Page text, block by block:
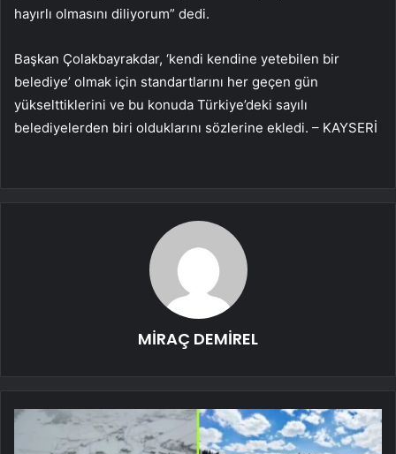
hayırlı olmasını diliyorum” dedi.
Başkan Çolakbayrakdar, ‘kendi kendine yetebilen bir
belediye’ olmak için standartlarını her geçen gün
yükselttiklerini ve bu konuda Türkiye’deki sayılı
belediyelerden biri olduklarını sözlerine ekledi. – KAYSERİ
MİRAÇ DEMİREL